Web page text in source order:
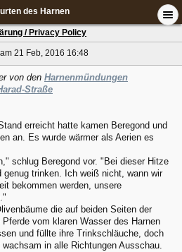
des Harnen
/ Privacy Policy
am 21 Feb, 2016 16:48
von den Harnenmündungen
Straße
erreicht hatte kamen Beregond und
an. Es wurde wärmer als Aerien es
schlug Beregond vor. "Bei dieser Hitze
trinken. Ich weiß nicht, wann wir
bekommen werden, unsere
die auf beiden Seiten der
vom klaren Wasser des Harnen
und füllte ihre Trinkschläuche, doch
in alle Richtungen Ausschau.